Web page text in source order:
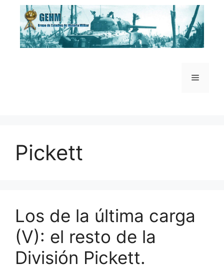
Saltar
contenido
Menú
Pickett
Los de la última carga
(V): el resto de la
División Pickett.